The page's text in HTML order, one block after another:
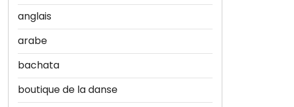
anglais
arabe
bachata
boutique de la danse